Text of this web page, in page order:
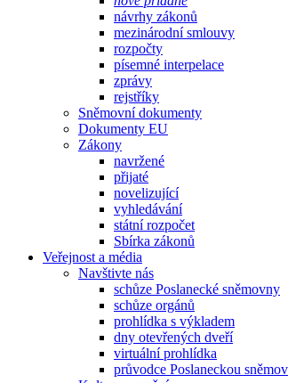
návrhy zákonů
mezinárodní smlouvy
rozpočty
písemné interpelace
zprávy
rejstříky
Sněmovní dokumenty
Dokumenty EU
Zákony
navržené
přijaté
novelizující
vyhledávání
státní rozpočet
Sbírka zákonů
Veřejnost a média
Navštivte nás
schůze Poslanecké sněmovny
schůze orgánů
prohlídka s výkladem
dny otevřených dveří
virtuální prohlídka
průvodce Poslaneckou